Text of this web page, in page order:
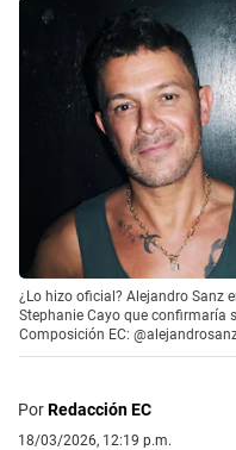
¿Lo hizo oficial? Alejandro Sanz
Stephanie Cayo que confirmaría
Composición EC:
PorRedacción EC
18/03/2026, 12:19 p.m.